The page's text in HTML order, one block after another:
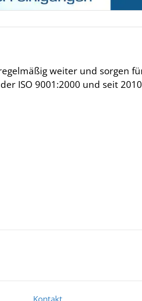
weiter und sorgen
ISO 9001:2000 und seit
Kontakt